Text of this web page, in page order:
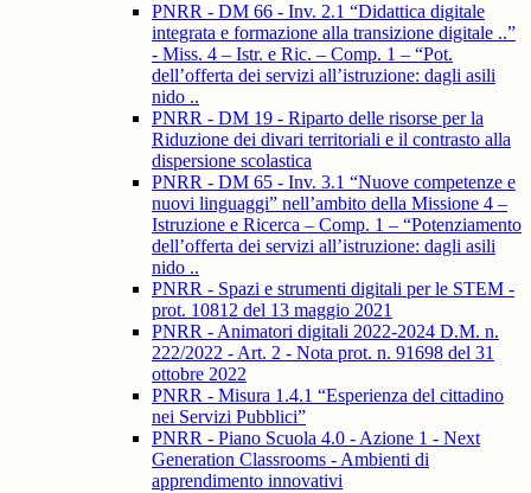
PNRR - DM 66 - Inv. 2.1 “Didattica digitale
integrata e formazione alla transizione digitale ..”
- Miss. 4 – Istr. e Ric. – Comp. 1 – “Pot.
dell’offerta dei servizi all’istruzione: dagli asili
nido ..
PNRR - DM 19 - Riparto delle risorse per la
Riduzione dei divari territoriali e il contrasto alla
dispersione scolastica
PNRR - DM 65 - Inv. 3.1 “Nuove competenze e
nuovi linguaggi” nell’ambito della Missione 4 –
Istruzione e Ricerca – Comp. 1 – “Potenziamento
dell’offerta dei servizi all’istruzione: dagli asili
nido ..
PNRR - Spazi e strumenti digitali per le STEM -
prot. 10812 del 13 maggio 2021
PNRR - Animatori digitali 2022-2024 D.M. n.
222/2022 - Art. 2 - Nota prot. n. 91698 del 31
ottobre 2022
PNRR - Misura 1.4.1 “Esperienza del cittadino
nei Servizi Pubblici”
PNRR - Piano Scuola 4.0 - Azione 1 - Next
Generation Classrooms - Ambienti di
apprendimento innovativi